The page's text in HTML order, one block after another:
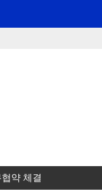
약 체결